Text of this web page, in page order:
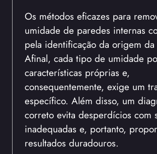
Os métodos eficazes para
umidade de paredes internas
pela identificação da origem da
Afinal, cada tipo de umidade
características próprias e,
consequentemente, exige um
específico. Além disso, um
correto evita desperdícios com
inadequadas e, portanto,
resultados duradouros.